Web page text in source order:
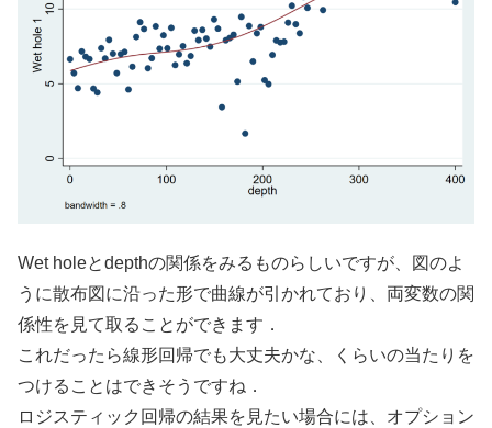
Wet holeとdepthの関係をみるものらしいですが、図のよ
うに散布図に沿った形で曲線が引かれており、両変数の関
係性を見て取ることができます．
これだったら線形回帰でも大丈夫かな、くらいの当たりを
つけることはできそうですね．
ロジスティック回帰の結果を見たい場合には、オプション